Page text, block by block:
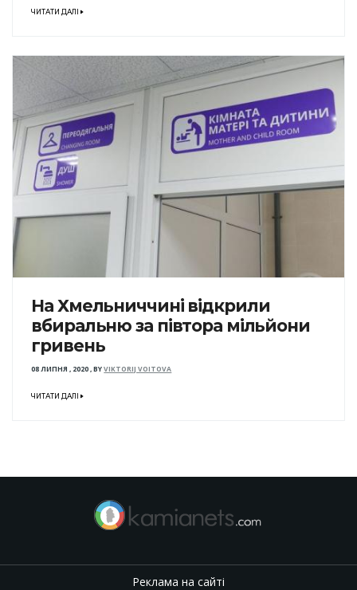
ЧИТАТИ ДАЛІ
На Хмельниччині відкрили
вбиральню за півтора мільйони
гривень
08 ЛИПНЯ , 2020,BYVIKTORIJ VOITOVA
ЧИТАТИ ДАЛІ
Реклама на сайті